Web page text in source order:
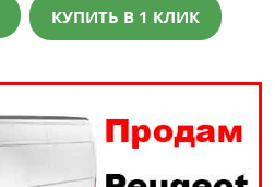
КУПИТЬ В 1 КЛИК